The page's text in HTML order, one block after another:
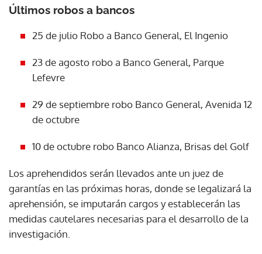
Últimos robos a bancos
25 de julio Robo a Banco General, El Ingenio
23 de agosto robo a Banco General, Parque
Lefevre
29 de septiembre robo Banco General, Avenida 12
de octubre
10 de octubre robo Banco Alianza, Brisas del Golf
Los aprehendidos serán llevados ante un juez de
garantías en las próximas horas, donde se legalizará la
aprehensión, se imputarán cargos y establecerán las
medidas cautelares necesarias para el desarrollo de la
investigación.